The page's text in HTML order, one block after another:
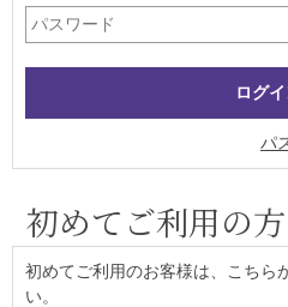
パ
初めてご利用の
初めてご利用のお客様は、こちら
い。